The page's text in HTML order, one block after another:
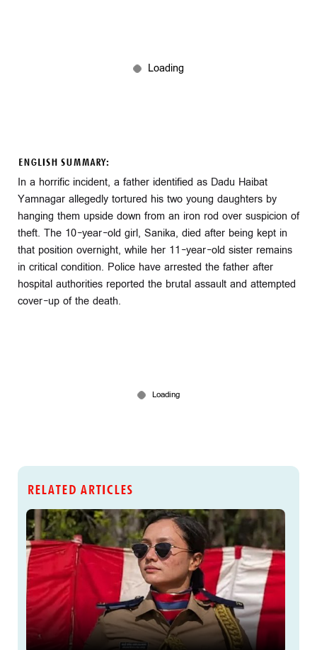
ENGLISH SUMMARY:
In a horrific incident, a father identified as Dadu Haibat
Yamnagar allegedly tortured his two young daughters by
hanging them upside down from an iron rod over suspicion of
theft. The 10-year-old girl, Sanika, died after being kept in
that position overnight, while her 11-year-old sister remains
in critical condition. Police have arrested the father after
hospital authorities reported the brutal assault and attempted
cover-up of the death.
RELATED ARTICLES